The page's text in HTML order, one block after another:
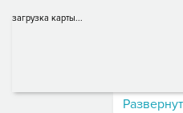
загрузка карты...